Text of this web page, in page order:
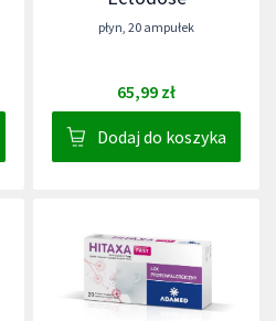
płyn, 20 ampułek
65,99 zł
Dodaj do koszyka